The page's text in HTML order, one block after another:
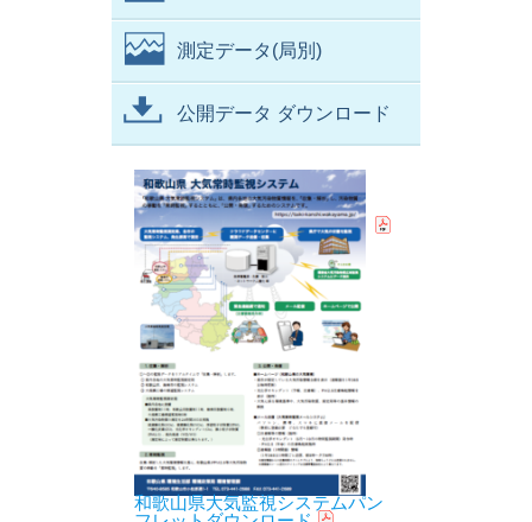
測定データ(局別)
公開データ ダウンロード
和歌山県大気監視システムパン